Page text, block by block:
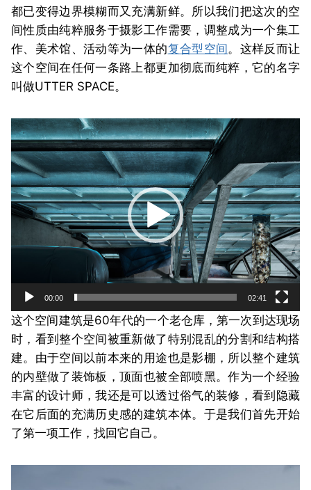
都已变得边界模糊而又充满新鲜。所以我们把这次的空
间性质由纯粹服务于摄影工作需要，调整成为一个集工
作、美术馆、活动等为一体的复合型空间。这样反而让
这个空间在任何一条路上都更加彻底而纯粹，它的名字
叫做UTTER SPACE。
视
频
播
放
器
00:00 02:41
这个空间建筑是60年代的一个老仓库，第一次到达现场
时，看到整个空间被重新做了特别混乱的分割和结构搭
建。由于空间以前本来的用途也是影棚，所以整个建筑
的内壁做了装饰板，顶面也被全部喷黑。作为一个经验
丰富的设计师，我还是可以透过俗气的装修，看到隐藏
在它后面的充满历史感的建筑本体。于是我们首先开始
了第一项工作，找回它自己。